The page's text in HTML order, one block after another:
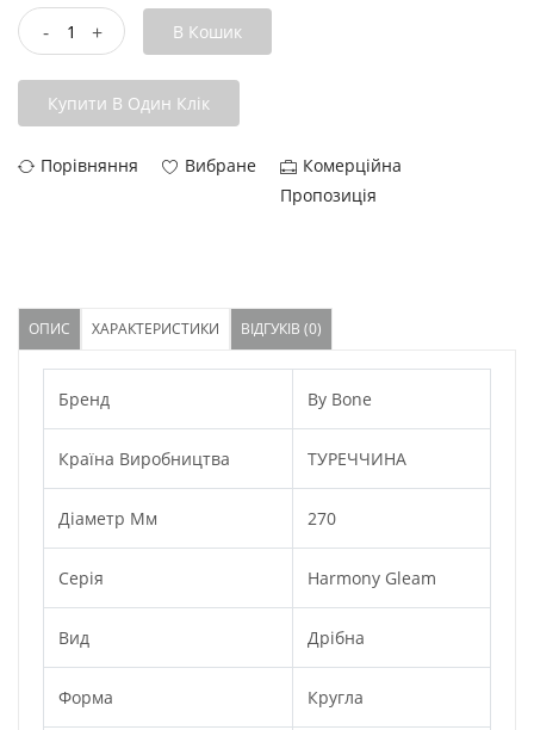
- + В Кошик
Купити В Один Клік
Порівняння Вибране
Комерційна
Пропозиція
ОПИС ХАРАКТЕРИСТИКИ ВІДГУКІВ (0)
Бренд By Bone
Країна Виробництва ТУРЕЧЧИНА
Діаметр Мм 270
Серія Harmony Gleam
Вид Дрібна
Форма Кругла